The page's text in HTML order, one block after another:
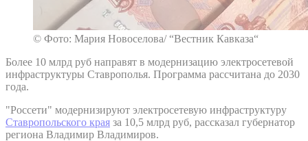
© Фото: Мария Новоселова/ “Вестник Кавказа“
Более 10 млрд руб направят в модернизацию электросетевой
инфраструктуры Ставрополья. Программа рассчитана до 2030
года.
"Россети" модернизируют электросетевую инфраструктуру
Ставропольского края за 10,5 млрд руб, рассказал губернатор
региона Владимир Владимиров.